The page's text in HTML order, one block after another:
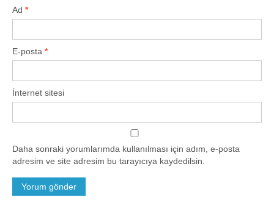
Ad *
E-posta *
İnternet sitesi
Daha sonraki yorumlarımda kullanılması için adım, e-posta
adresim ve site adresim bu tarayıcıya kaydedilsin.